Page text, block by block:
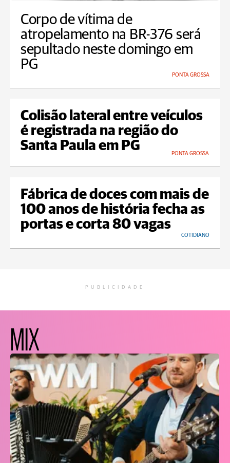
Corpo de vítima de
atropelamento na BR-376 será
sepultado neste domingo em
PG
PONTA GROSSA
Colisão lateral entre veículos
é registrada na região do
Santa Paula em PG
PONTA GROSSA
Fábrica de doces com mais de
100 anos de história fecha as
portas e corta 80 vagas
COTIDIANO
PUBLICIDADE
MIX